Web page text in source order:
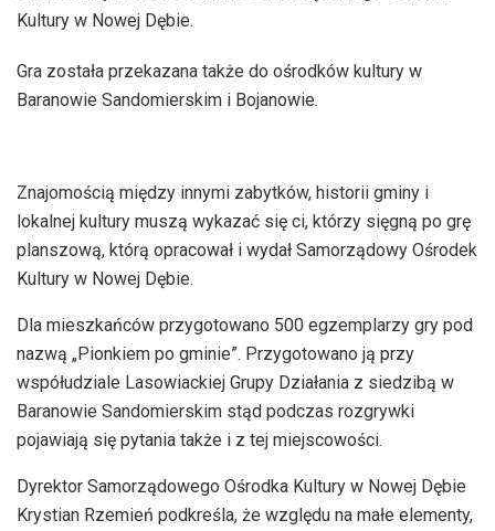
Kultury w Nowej Dębie.
Gra została przekazana także do ośrodków kultury w
Baranowie Sandomierskim i Bojanowie.
Znajomością między innymi zabytków, historii gminy i
lokalnej kultury muszą wykazać się ci, którzy sięgną po grę
planszową, którą opracował i wydał Samorządowy Ośrodek
Kultury w Nowej Dębie.
Dla mieszkańców przygotowano 500 egzemplarzy gry pod
nazwą „Pionkiem po gminie”. Przygotowano ją przy
współudziale Lasowiackiej Grupy Działania z siedzibą w
Baranowie Sandomierskim stąd podczas rozgrywki
pojawiają się pytania także i z tej miejscowości.
Dyrektor Samorządowego Ośrodka Kultury w Nowej Dębie
Krystian Rzemień podkreśla, że względu na małe elementy,